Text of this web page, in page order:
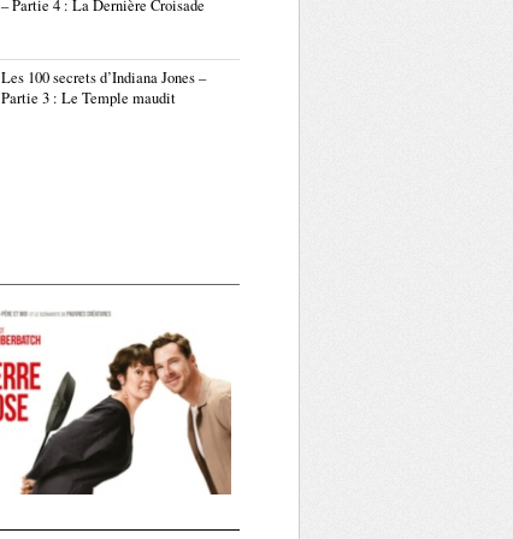
– Partie 4 : La Dernière Croisade
Les 100 secrets d’Indiana Jones –
Partie 3 : Le Temple maudit